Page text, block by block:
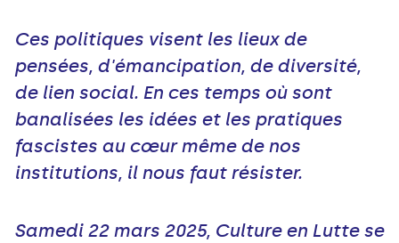
Ces politiques visent les lieux de
pensées, d'émancipation, de diversité,
de lien social. En ces temps où sont
banalisées les idées et les pratiques
fascistes au cœur même de nos
institutions, il nous faut résister.
Samedi 22 mars 2025, Culture en Lutte se